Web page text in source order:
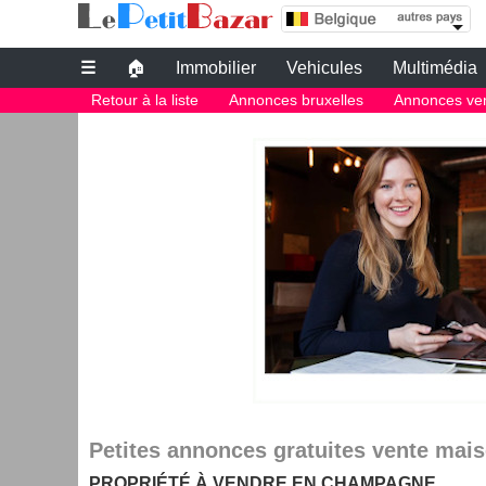
le bon coin belgique | propriete a vendre en
☰ 🏠 Immobilier Vehicules Multimédia
Leboncoin belgique
Petites annonces gratuites
petite annonce gratuite belgique
PETITES ANNONCES BELGIQUE
Le plus grand site de petites annonces pour des affaires d'occasion
Des annonces et de bonnes affaires d'occasion. Insérez
Retour à la liste Annonces bruxelles Annonces
Petites annonces gratuites vente